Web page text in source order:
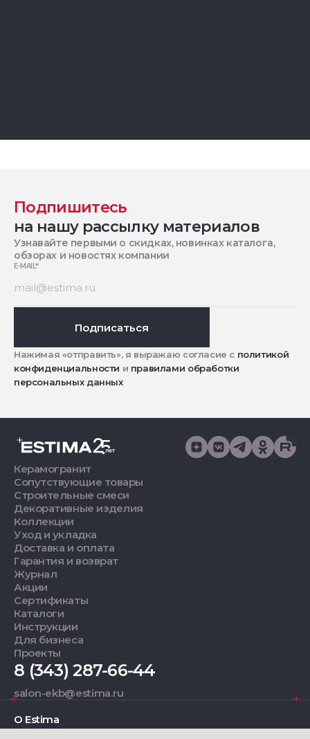
Подпишитесь
на нашу рассылку материалов
Узнавайте первыми о скидках, новинках каталога,
обзорах и новостях компании
E-MAIL*
Подписаться
Нажимая «отправить», я выражаю согласие с политикой
конфиденциальности и правилами обработки
персональных данных
Керамогранит
Сопутствующие товары
Строительные смеси
Декоративные изделия
Коллекции
Уход и укладка
Доставка и оплата
Гарантия и возврат
Журнал
Акции
Сертификаты
Каталоги
Инструкции
Для бизнеса
Проекты
8 (343) 287-66-44
salon-ekb@estima.ru
О Estima